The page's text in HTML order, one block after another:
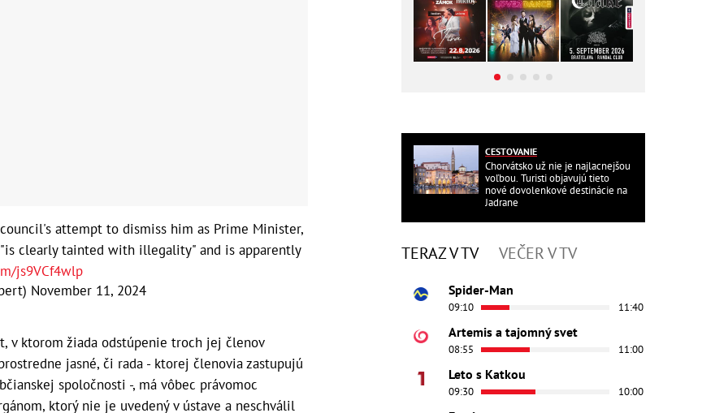
attempt to dismiss him as Prime Minister,
clearly tainted with illegality" and is apparently
js9VCf4wlp
November 11, 2024
v ktorom žiada odstúpenie troch jej členov
jasné, či rada - ktorej členovia zastupujú
spoločnosti -, má vôbec právomoc
ktorý nie je uvedený v ústave a neschválil
CESTOVANIE
Chorvátsko už nie je najlacnejšou
voľbou. Turisti objavujú tieto
nové dovolenkové destinácie na
Jadrane
TERAZ V TV VEČER V TV
Spider-Man
09:10 11:40
Artemis a tajomný svet
08:55 11:00
Leto s Katkou
09:30 10:00